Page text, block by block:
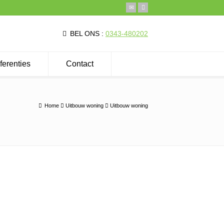
BEL ONS : 0343-480202
Contact
Home Uitbouw woning Uitbouw woning